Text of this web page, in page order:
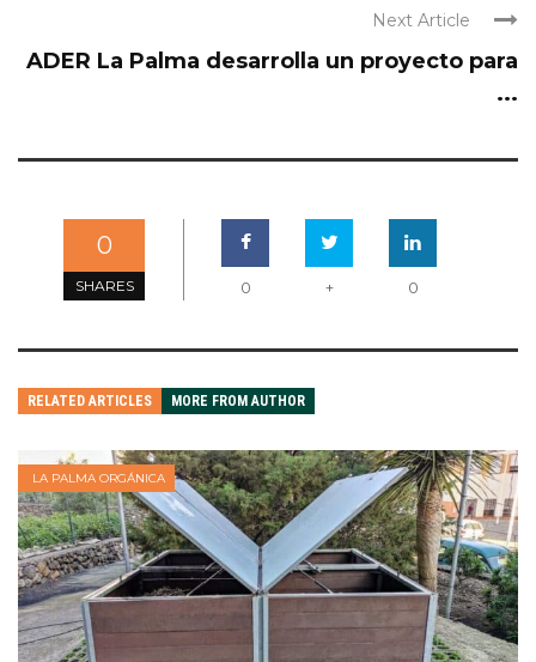
Next Article
ADER La Palma desarrolla un proyecto para
...
0
SHARES 0 + 0
RELATED ARTICLES MORE FROM AUTHOR
LA PALMA ORGÁNICA